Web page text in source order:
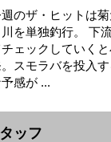
のザ・ヒットは
川を単独釣行。 下
ェックしていく
スモラバを投入
感が ...
ッフ